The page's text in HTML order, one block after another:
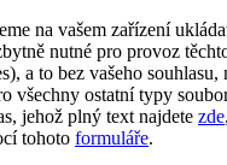
na vašem zařízení
nutné pro provoz
a to bez vašeho souhlasu,
všechny ostatní typy
jehož plný text najdete zde
tohoto formuláře.